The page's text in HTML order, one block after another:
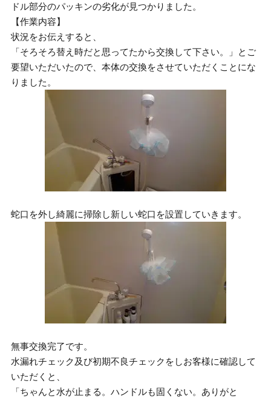
ドル部分のパッキンの劣化が見つかりました。
【作業内容】
状況をお伝えすると、
「そろそろ替え時だと思ってたから交換して下さい。」とご
要望いただいたので、本体の交換をさせていただくことにな
りました。
蛇口を外し綺麗に掃除し新しい蛇口を設置していきます。
無事交換完了です。
水漏れチェック及び初期不良チェックをしお客様に確認して
いただくと、
「ちゃんと水が止まる。ハンドルも固くない。ありがと